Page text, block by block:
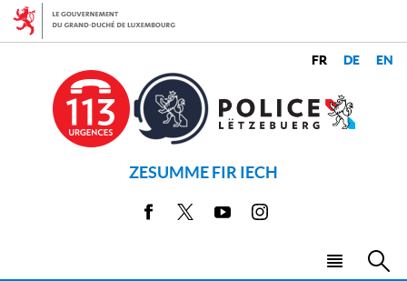
Aller
Aller
ZESUMME FIR IECH
Facebook YoutubeInstagram
LANGUE